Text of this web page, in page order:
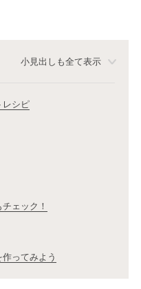
小見出しも全て表示
レシピ
ェック！
ってみよう